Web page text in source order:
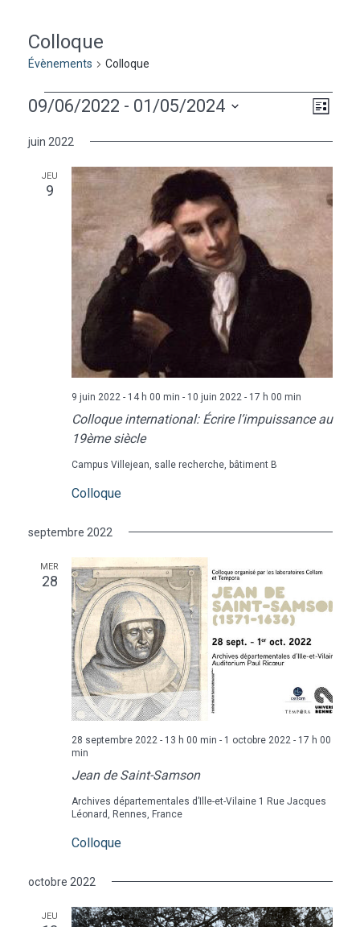
Colloque
Évènements Colloque
Évènements
de
Liste
09/06/2022 - 01/05/2024
une
juin 2022
JEU
9
9 juin 2022 - 14 h 00 min - 10 juin 2022 - 17 h 00 min
Colloque international: Écrire l’impuissance au
19ème siècle
Campus Villejean, salle recherche, bâtiment B
Colloque
septembre 2022
MER
28
28 septembre 2022 - 13 h 00 min - 1 octobre 2022 - 17 h 00
min
Jean de Saint-Samson
Archives départementales d’Ille-et-Vilaine 1 Rue Jacques
Léonard, Rennes, France
Colloque
octobre 2022
JEU